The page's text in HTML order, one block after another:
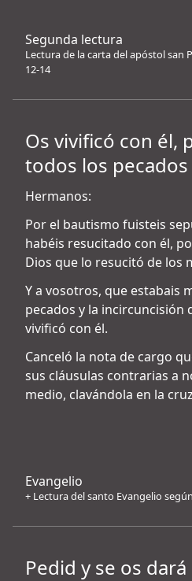
Segunda lectura
Lectura de la carta del apóstol san
12-14
Os vivificó con él,
todos los pecados
Hermanos:
Por el bautismo fuisteis
habéis resucitado con él,
Dios que lo resucitó de los
Y a vosotros, que estabais
pecados y la incircuncisión
vivificó con él.
Canceló la nota de cargo
sus cláusulas contrarias a
medio, clavándola en la
Evangelio
+ Lectura del santo Evangelio
Pedid y se os dará